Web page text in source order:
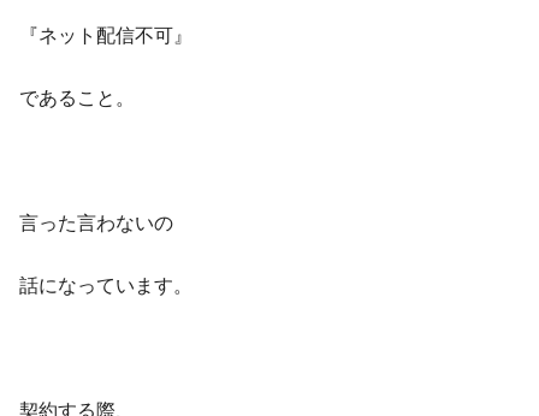
『ネット配信不可』
であること。
言った言わないの
話になっています。
契約する際、